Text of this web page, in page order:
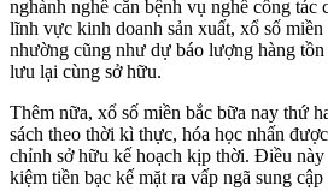
nghành nghề căn bệnh vụ nghề công tác
lĩnh vực kinh doanh sản xuất, xổ số
nhường cũng như dự báo lượng hàng
lưu lại cùng sở hữu.
Thêm nữa, xổ số miền bắc bữa nay thứ
sách theo thời kì thực, hóa học nhấn
chỉnh sở hữu kế hoạch kịp thời. Điều
kiệm tiền bạc kế mặt ra vấp ngã sung